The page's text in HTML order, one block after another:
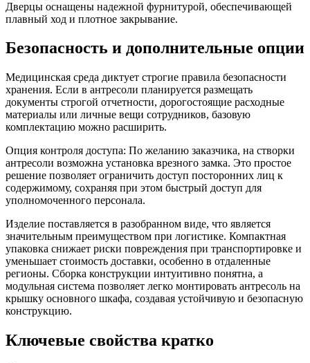
Дверцы оснащены надежной фурнитурой, обеспечивающей
плавный ход и плотное закрывание.
Безопасность и дополнительные опции
Медицинская среда диктует строгие правила безопасности
хранения. Если в антресоли планируется размещать
документы строгой отчетности, дорогостоящие расходные
материалы или личные вещи сотрудников, базовую
комплектацию можно расширить.
Опция контроля доступа: По желанию заказчика, на створки
антресоли возможна установка врезного замка. Это простое
решение позволяет ограничить доступ посторонних лиц к
содержимому, сохраняя при этом быстрый доступ для
уполномоченного персонала.
Изделие поставляется в разобранном виде, что является
значительным преимуществом при логистике. Компактная
упаковка снижает риски повреждения при транспортировке и
уменьшает стоимость доставки, особенно в отдаленные
регионы. Сборка конструкции интуитивно понятна, а
модульная система позволяет легко монтировать антресоль на
крышку основного шкафа, создавая устойчивую и безопасную
конструкцию.
Ключевые свойства кратко